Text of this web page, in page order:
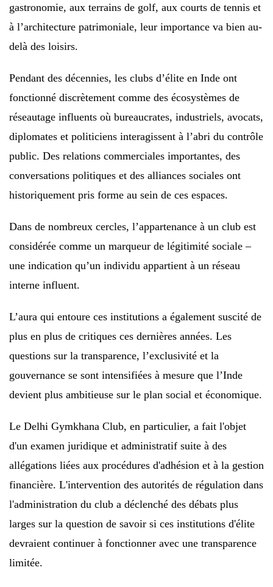
gastronomie, aux terrains de golf, aux courts de tennis et
à l’architecture patrimoniale, leur importance va bien au-
delà des loisirs.
Pendant des décennies, les clubs d’élite en Inde ont
fonctionné discrètement comme des écosystèmes de
réseautage influents où bureaucrates, industriels, avocats,
diplomates et politiciens interagissent à l’abri du contrôle
public. Des relations commerciales importantes, des
conversations politiques et des alliances sociales ont
historiquement pris forme au sein de ces espaces.
Dans de nombreux cercles, l’appartenance à un club est
considérée comme un marqueur de légitimité sociale –
une indication qu’un individu appartient à un réseau
interne influent.
L’aura qui entoure ces institutions a également suscité de
plus en plus de critiques ces dernières années. Les
questions sur la transparence, l’exclusivité et la
gouvernance se sont intensifiées à mesure que l’Inde
devient plus ambitieuse sur le plan social et économique.
Le Delhi Gymkhana Club, en particulier, a fait l'objet
d'un examen juridique et administratif suite à des
allégations liées aux procédures d'adhésion et à la gestion
financière. L'intervention des autorités de régulation dans
l'administration du club a déclenché des débats plus
larges sur la question de savoir si ces institutions d'élite
devraient continuer à fonctionner avec une transparence
limitée.